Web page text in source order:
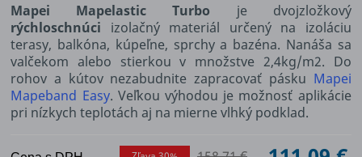
Mapei Mapelastic Turbo je dvojzložkový
rýchloschnúci izolačný materiál určený na izoláciu
terasy, balkóna, kúpeľne, sprchy a bazéna. Nanáša sa
valčekom alebo stierkou v množstve 2,4kg/m2. Do
rohov a kútov nezabudnite zapracovať pásku Mapei
Mapeband Easy. Veľkou výhodou je možnosť aplikácie
pri nízkych teplotách aj na mierne vlhký podklad.